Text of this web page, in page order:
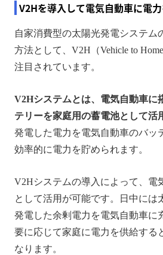
V2Hを導入して電気自動車に電
自家消費型の太陽光発電システム
方法として、V2H（Vehicle to
注目されています。
V2Hシステムとは、電気自動車に
テリーを家庭用の蓄電池として活
発電した電力を電気自動車のバッ
効率的に電力を貯められます。
V2Hシステムの導入によって、電
として活用が可能です。日中には
発電した余剰電力を電気自動車に
要に応じて家庭に電力を供給する
なります。